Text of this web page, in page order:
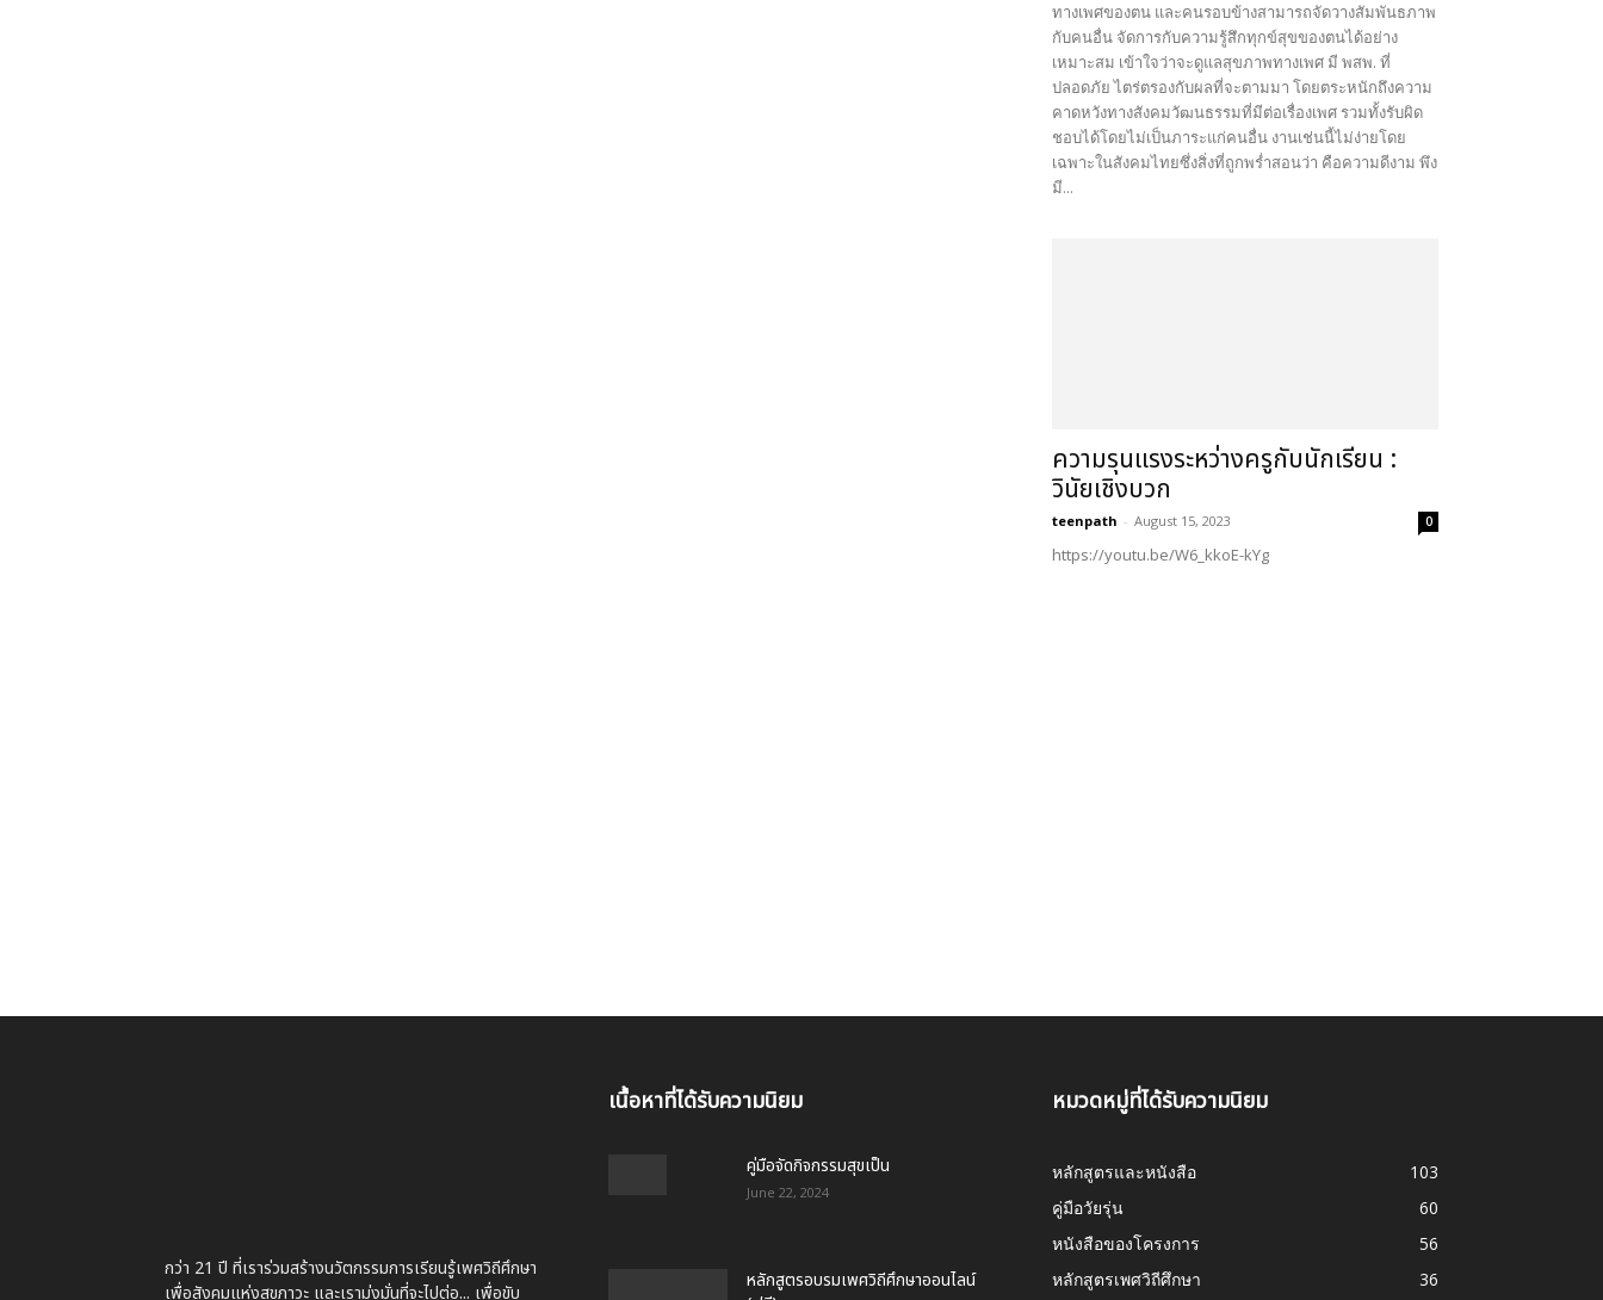
ทางเพศของตน และคนรอบข้างสามารถจัดวางสัมพันธภาพ
กับคนอื่น จัดการกับความรู้สึกทุกข์สุขของตนได้อย่าง
เหมาะสม เข้าใจว่าจะดูแลสุขภาพทางเพศ มี พสพ. ที่
ปลอดภัย ไตร่ตรองกับผลที่จะตามมา โดยตระหนักถึงความ
คาดหวังทางสังคมวัฒนธรรมที่มีต่อเรื่องเพศ รวมทั้งรับผิด
ชอบได้โดยไม่เป็นภาระแก่คนอื่น งานเช่นนี้ไม่ง่ายโดย
เฉพาะในสังคมไทยซึ่งสิ่งที่ถูกพร่ำสอนว่า คือความดีงาม พึง
มี...
ความรุนแรงระหว่างครูกับนักเรียน :
วินัยเชิงบวก
teenpath - August 15, 2023 0
https://youtu.be/W6_kkoE-kYg
กว่า 21 ปี ที่เราร่วมสร้างนวัตกรรมการเรียนรู้เพศวิถีศึกษา
เพื่อสังคมแห่งสุขภาวะ และเรามุ่งมั่นที่จะไปต่อ... เพื่อขับ
เนื้อหาที่ได้รับความนิยม
คู่มือจัดกิจกรรมสุขเป็น
June 22, 2024
หลักสูตรอบรมเพศวิถีศึกษาออนไลน์
หมวดหมู่ที่ได้รับความนิยม
หลักสูตรและหนังสือ
103
คู่มือวัยรุ่น
60
หนังสือของโครงการ
56
หลักสูตรเพศวิถีศึกษา
36